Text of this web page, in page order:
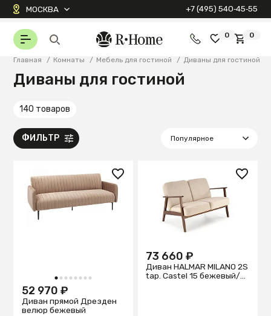
МОСКВА +7 (495) 540‑45‑55
0 0
Главная / Комнаты / Мебель для гостиной / Диваны для гостиной
Диваны для гостиной
140 товаров
ФИЛЬТР
1 2 3 4 5 6 7 8
52 970 ₽
Диван прямой Дрезден
велюр бежевый
73 660 ₽
Диван HALMAR MILANO 2S
tap. Castel 15 бежевый/